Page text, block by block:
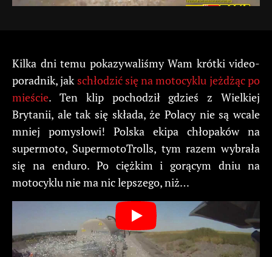
Kilka dni temu pokazywaliśmy Wam krótki video-
poradnik, jak schłodzić się na motocyklu jeżdżąc po
mieście. Ten klip pochodził gdzieś z Wielkiej
Brytanii, ale tak się składa, że Polacy nie są wcale
mniej pomysłowi! Polska ekipa chłopaków na
supermoto, SupermotoTrolls, tym razem wybrała
się na enduro. Po ciężkim i gorącym dniu na
motocyklu nie ma nic lepszego, niż…